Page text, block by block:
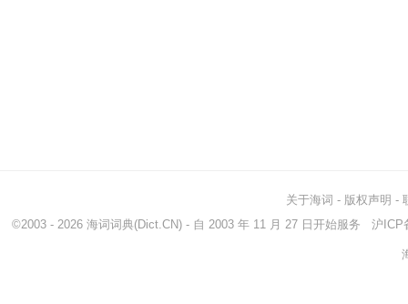
关于海词 - 版权声明 -
©2003 - 2026 海词词典(Dict.CN) - 自 2003 年 11 月 27 日开始服务 沪ICP